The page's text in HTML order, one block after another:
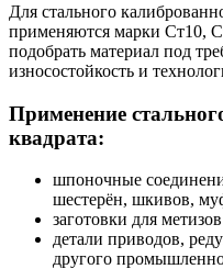
Для стального
применяются марки Ст10,
подобрать материал под
износостойкость и
Применение
квадрата:
шпоночные
шестерён, шкивов,
заготовки для
детали приводов,
другого